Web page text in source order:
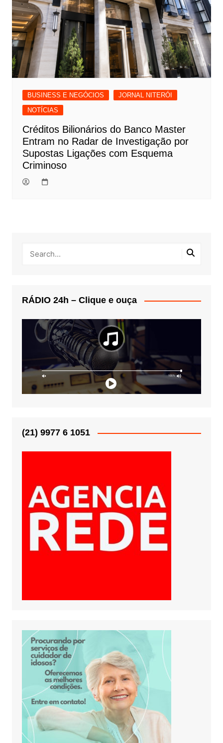
BUSINESS E NEGÓCIOS
JORNAL NITERÓI
NOTÍCIAS
Créditos Bilionários do Banco Master
Entram no Radar de Investigação por
Supostas Ligações com Esquema
Criminoso
RÁDIO 24h – Clique e ouça
(21) 9977 6 1051